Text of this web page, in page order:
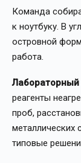
Команда
к ноутбуку. В
островной
работа.
реагенты
проб,
металлических
типовые